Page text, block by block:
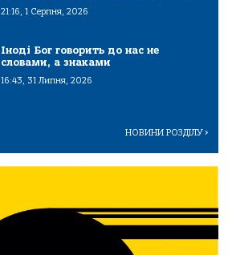
21:16, 1 Серпня, 2026
Іноді Бог говорить до нас не
словами, а знаками
16:43, 31 Липня, 2026
НОВИНИ РОЗДІЛУ>